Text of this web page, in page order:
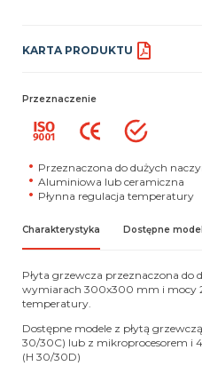
KARTA PRODUKTU
Przeznaczenie
Przeznaczona do dużych
Aluminiowa lub ceramiczna
Płynna regulacja temperatury
Charakterystyka Dostępne
Płyta grzewcza przeznaczona
wymiarach 300x300 mm i mocy
temperatury.
Dostępne modele z płytą
30/30C) lub z mikroprocesorem i
(H 30/30D)